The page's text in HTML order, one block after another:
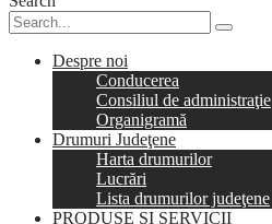
Despre noi
Conducerea
Consiliul de administraţie
Organigramă
Drumuri Judeţene
Harta drumurilor
Lucrări
Lista drumurilor judeţene
PRODUSE ȘI SERVICII